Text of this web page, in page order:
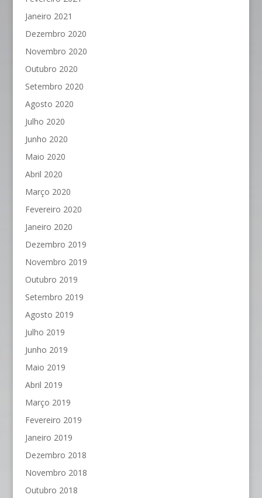
Janeiro 2021
Dezembro 2020
Novembro 2020
Outubro 2020
Setembro 2020
Agosto 2020
Julho 2020
Junho 2020
Maio 2020
Abril 2020
Março 2020
Fevereiro 2020
Janeiro 2020
Dezembro 2019
Novembro 2019
Outubro 2019
Setembro 2019
Agosto 2019
Julho 2019
Junho 2019
Maio 2019
Abril 2019
Março 2019
Fevereiro 2019
Janeiro 2019
Dezembro 2018
Novembro 2018
Outubro 2018